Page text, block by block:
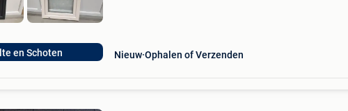
en Schoten Nieuw Ophalen of Verzenden